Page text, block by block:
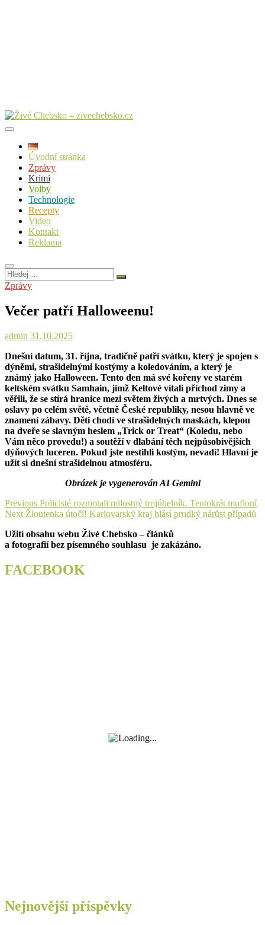
Úvodní stránka
Zprávy
Krimi
Volby
Technologie
Recepty
Video
Kontakt
Reklama
Hledej
…
Zprávy
Večer patří Halloweenu!
admin 31.10.2025
Dnešní datum, 31. října, tradičně patří svátku, který je spojen s
dýněmi, strašidelnými kostýmy a koledováním, a který je
známý jako Halloween. Tento den má své kořeny ve starém
keltském svátku Samhain, jímž Keltové vítali příchod zimy a
věřili, že se stírá hranice mezi světem živých a mrtvých. Dnes se
oslavy po celém světě, včetně České republiky, nesou hlavně ve
znamení zábavy. Děti chodí ve strašidelných maskách, klepou
na dveře se slavným heslem „Trick or Treat“ (Koledu, nebo
Vám něco provedu!) a soutěží v dlabání těch nejpůsobivějších
dýňových luceren. Pokud jste nestihli kostým, nevadí! Hlavní je
užít si dnešní strašidelnou atmosféru.
Obrázek je vygenerován AI Gemini
Navigace
pro
příspěvek
Previous Previous
post:
Policisté rozmotali milostný trojúhelník. Tentokrát mufloní
Next Next
Žloutenka útočí! Karlovarský kraj hlásí prudký nárůst případů
Užití obsahu webu Živé Chebsko – článků
a fotografií bez písemného souhlasu je zakázáno.
FACEBOOK
Nejnovější příspěvky